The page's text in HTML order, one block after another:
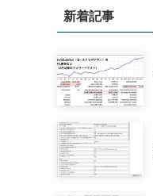
新着記事